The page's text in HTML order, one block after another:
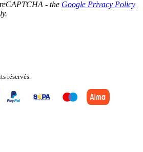
- the Google Privacy Policy
réservés.